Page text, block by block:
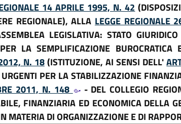
14 APRILE 1995, N. 42
REGIONALE), ALLA LEGGE REGIONALE
LEGISLATIVA: STATO
LA SEMPLIFICAZIONE
N. 18(ISTITUZIONE, AI SENSI DELL'
PER LA STABILIZZAZIONE
2011, N. 148
- DEL COLLEGIO
FINANZIARIA ED ECONOMICA DELLA
MATERIA DI ORGANIZZAZIONE E DI